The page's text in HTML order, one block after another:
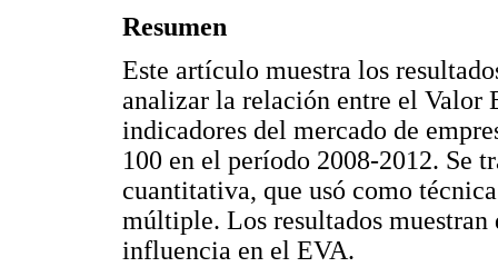
Resumen
Este artículo muestra los
analizar la relación entre el Valor
indicadores del mercado de
100 en el período 2008-2012. Se
cuantitativa, que usó como
múltiple. Los resultados
influencia en el EVA.